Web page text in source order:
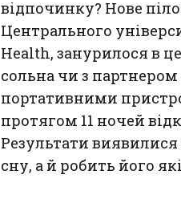
відпочинку? Нове
Центрального
Health, занурилося в
сольна чи з
портативними
протягом 11 ночей
Результати
сну, а й робить його